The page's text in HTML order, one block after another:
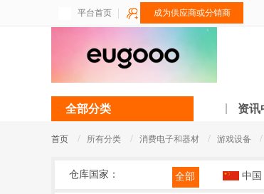
平台首页 成为供应商或分销商
全部分类 资讯
首页 / 所有分类 / 消费电子和器材 / 游戏设备 /
仓库国家： 全部 中国